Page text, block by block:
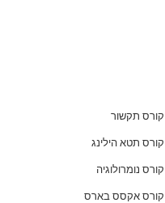
קורס תקשור
קורס תטא הילינג
קורס נומרולוגיה
קורס אקסס בארס